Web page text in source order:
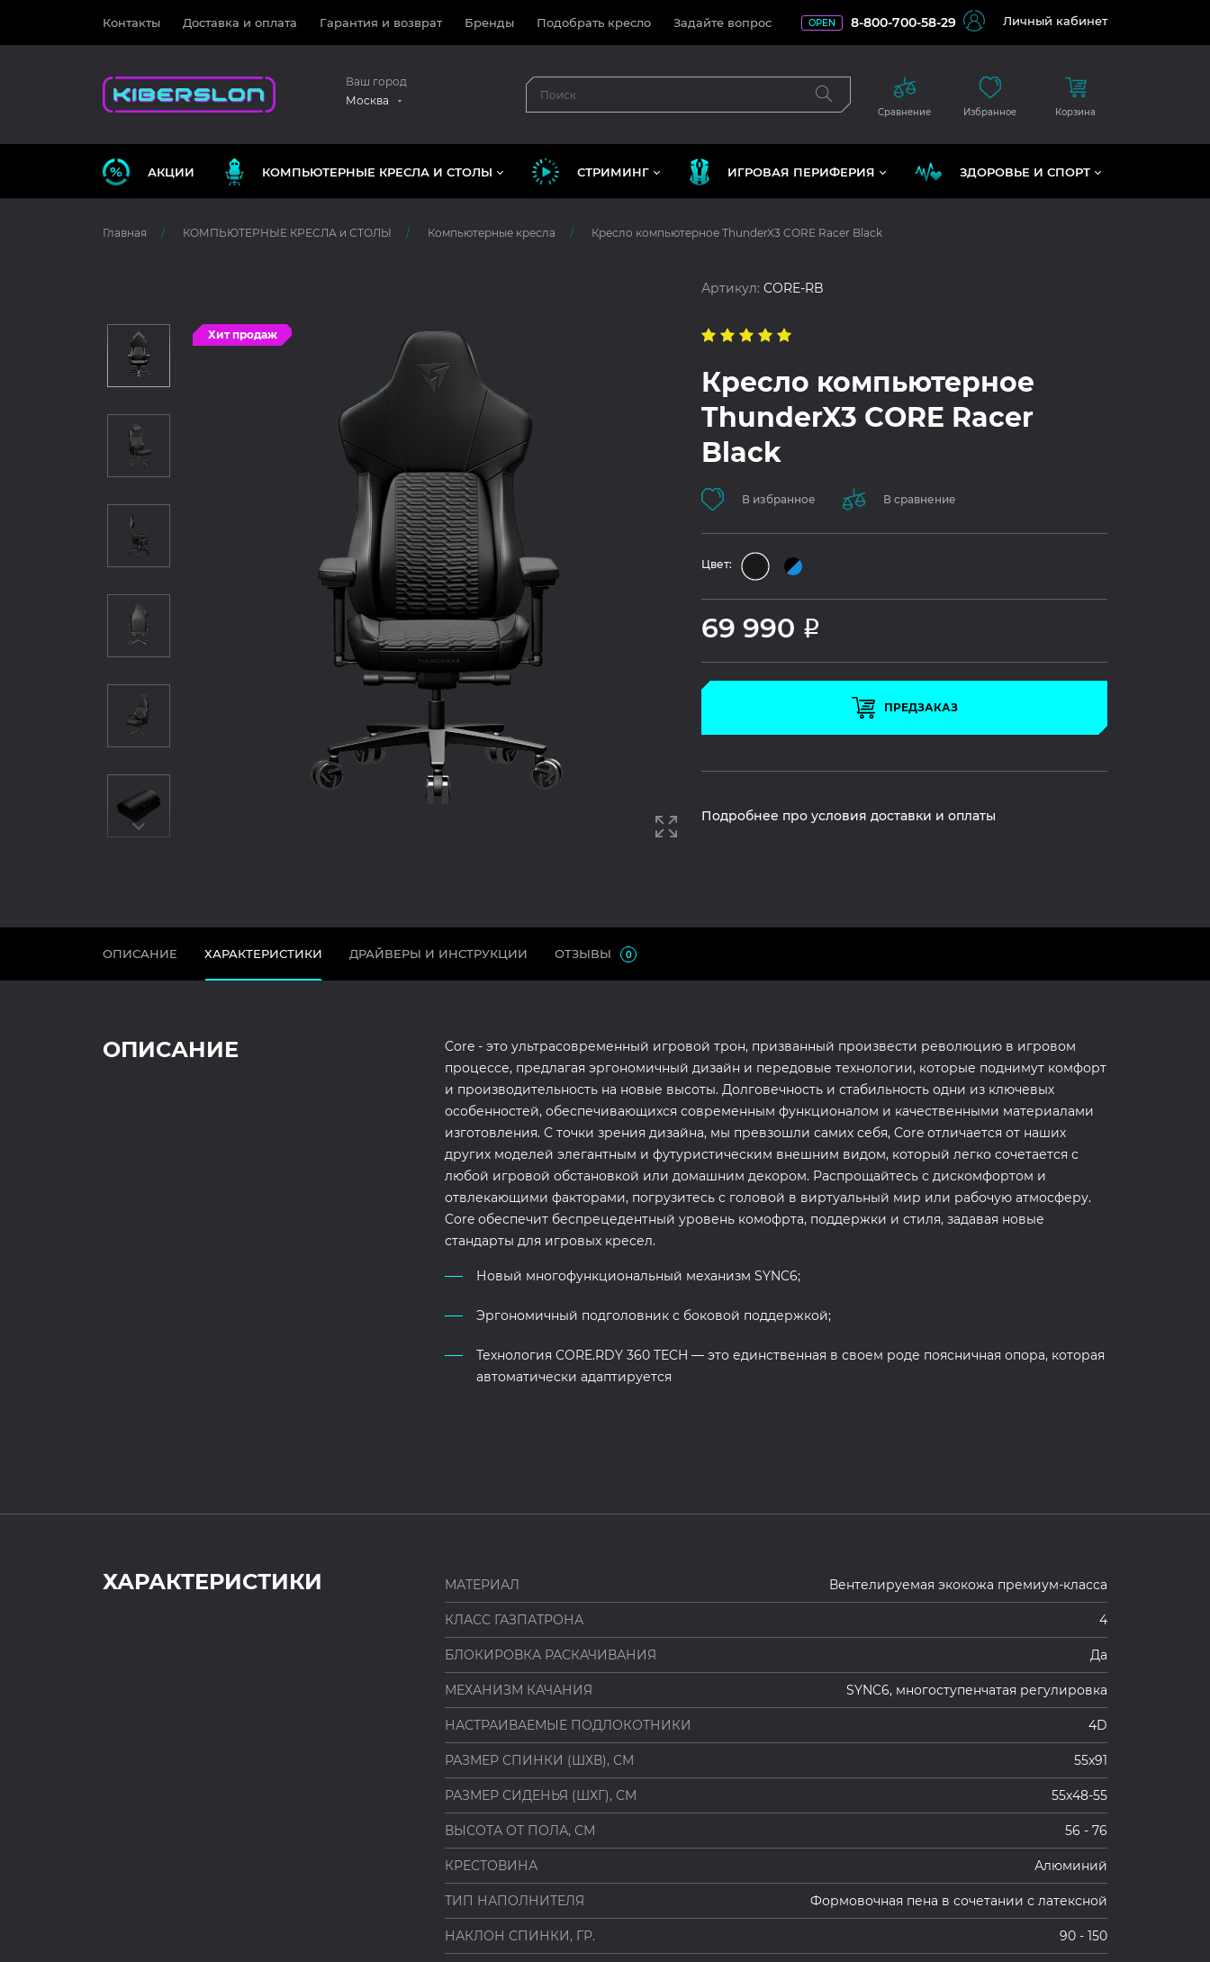
Контакты Доставка и оплата Гарантия и возврат Бренды Подобрать кресло Задайте вопрос OPEN 8-800-700-58-29 Личный кабинет
Ваш город
Москва
Сравнение Избранное Корзина
АКЦИИ КОМПЬЮТЕРНЫЕ КРЕСЛА И СТОЛЫ СТРИМИНГ ИГРОВАЯ ПЕРИФЕРИЯ ЗДОРОВЬЕ И СПОРТ
Главная КОМПЬЮТЕРНЫЕ КРЕСЛА и СТОЛЫ Компьютерные кресла Кресло компьютерное ThunderX3 CORE Racer Black
Хит продаж
Артикул:CORE-RB
Кресло компьютерное
ThunderX3 CORE Racer
Black
В избранное В сравнение
Цвет:
69 990 Р
ПРЕДЗАКАЗ
Подробнее про условия доставки и оплаты
ОПИСАНИЕ ХАРАКТЕРИСТИКИ ДРАЙВЕРЫ И ИНСТРУКЦИИ ОТЗЫВЫ 0
ОПИСАНИЕ
Core - это ультрасовременный игровой трон, призванный произвести революцию в игровом
процессе, предлагая эргономичный дизайн и передовые технологии, которые поднимут комфорт
и производительность на новые высоты. Долговечность и стабильность одни из ключевых
особенностей, обеспечивающихся современным функционалом и качественными материалами
изготовления. С точки зрения дизайна, мы превзошли самих себя, Core отличается от наших
других моделей элегантным и футуристическим внешним видом, который легко сочетается с
любой игровой обстановкой или домашним декором. Распрощайтесь с дискомфортом и
отвлекающими факторами, погрузитесь с головой в виртуальный мир или рабочую атмосферу.
Core обеспечит беспрецедентный уровень комофрта, поддержки и стиля, задавая новые
стандарты для игровых кресел.
Новый многофункциональный механизм SYNC6;
Эргономичный подголовник с боковой поддержкой;
Технология CORE.RDY 360 TECH — это единственная в своем роде поясничная опора, которая
автоматически адаптируется
ХАРАКТЕРИСТИКИ МАТЕРИАЛ Вентелируемая экокожа премиум-класса
КЛАСС ГАЗПАТРОНА 4
БЛОКИРОВКА РАСКАЧИВАНИЯ Да
МЕХАНИЗМ КАЧАНИЯ SYNC6, многоступенчатая регулировка
НАСТРАИВАЕМЫЕ ПОДЛОКОТНИКИ 4D
РАЗМЕР СПИНКИ (ШХВ), СМ 55х91
РАЗМЕР СИДЕНЬЯ (ШХГ), СМ 55х48-55
ВЫСОТА ОТ ПОЛА, СМ 56 - 76
КРЕСТОВИНА Алюминий
ТИП НАПОЛНИТЕЛЯ Формовочная пена в сочетании с латексной
НАКЛОН СПИНКИ, ГР. 90 - 150